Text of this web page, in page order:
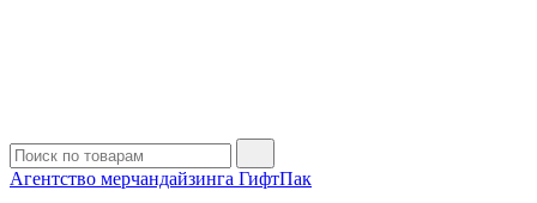
Агентство мерчандайзинга ГифтПак